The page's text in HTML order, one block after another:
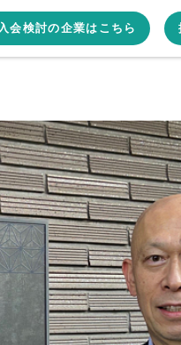
会検討の企業はこちら